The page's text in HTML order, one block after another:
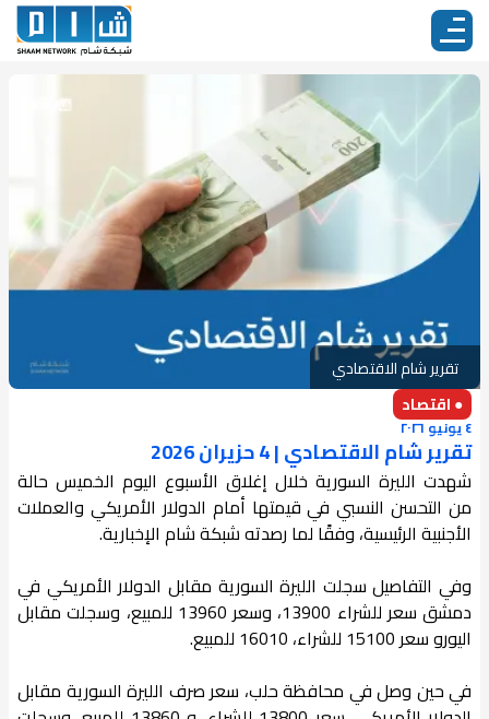
تقرير شام الاقتصادي
● اقتصاد
٤ يونيو ٢٠٢٦
تقرير شام الاقتصادي | 4 حزيران 2026
شهدت الليرة السورية خلال إغلاق الأسبوع اليوم الخميس حالة
من التحسن النسبي في قيمتها أمام الدولار الأمريكي والعملات
الأجنبية الرئيسية، وفقًا لما رصدته شبكة شام الإخبارية.
وفي التفاصيل سجلت الليرة السورية مقابل الدولار الأمريكي في
دمشق سعر للشراء 13900، وسعر 13960 للمبيع، وسجلت مقابل
اليورو سعر 15100 للشراء، 16010 للمبيع.
في حين وصل في محافظة حلب، سعر صرف الليرة السورية مقابل